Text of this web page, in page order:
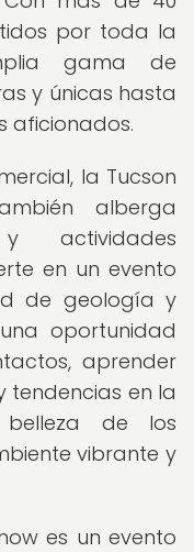
por toda la
gama de
y únicas hasta
aficionados.
la Tucson
alberga
actividades
en un evento
de geología y
oportunidad
aprender
tendencias en la
de los
vibrante y
es un evento